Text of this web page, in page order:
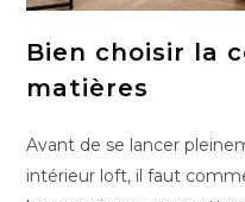
Bien choisir la
matières
Avant de se lancer
intérieur loft, il faut